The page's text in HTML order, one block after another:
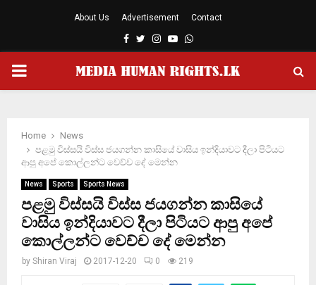
About Us Advertisement Contact
Facebook
TwitterInstagram
YoutubeWhatsapp
PRIMARY
Home
News
පළමු විස්සයි විස්ස ජයගන්න කාසියේ වාසිය ඉන්දියාවට දීලා පිටියට
ආපු අපේ කොල්ලන්ට වෙච්ච දේ මෙන්න
News Sports Sports News
පළමු විස්සයි විස්ස ජයගන්න කාසියේ
වාසිය ඉන්දියාවට දීලා පිටියට ආපු අපේ
කොල්ලන්ට වෙච්ච දේ මෙන්න
by Shiran Viraj 2017-12-20 0 219